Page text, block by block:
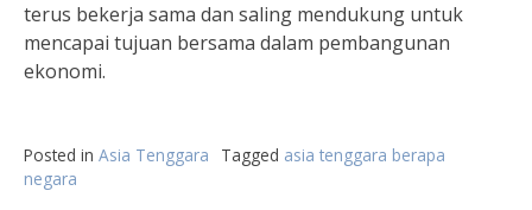
terus bekerja sama dan saling mendukung untuk
mencapai tujuan bersama dalam pembangunan
ekonomi.
Posted in Asia Tenggara Tagged asia tenggara berapa
negara